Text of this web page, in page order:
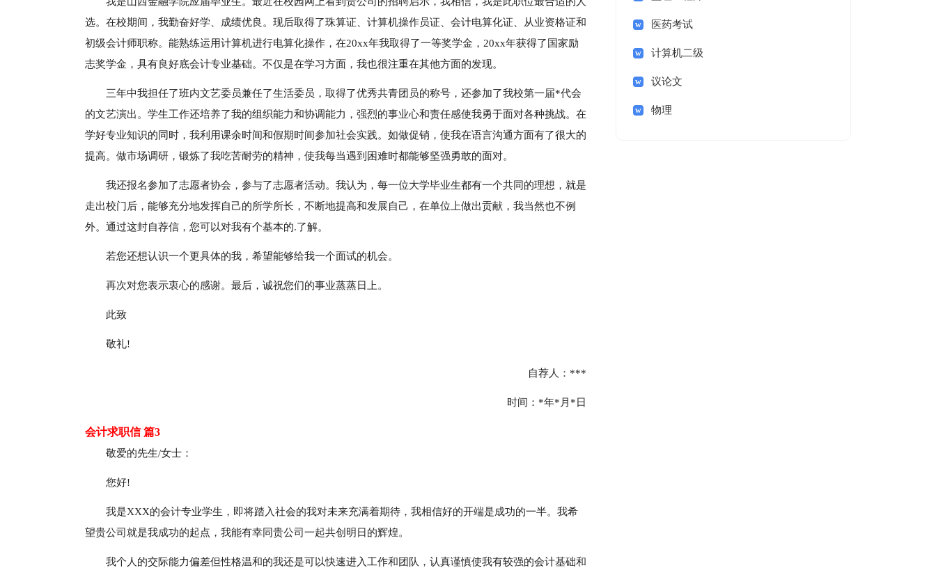
选。在校期间，我勤奋好学、成绩优良。现后取得了珠算证、计算机操作员证、会计电算化证、从业资格证和
初级会计师职称。能熟练运用计算机进行电算化操作，在20xx年我取得了一等奖学金，20xx年获得了国家励
志奖学金，具有良好底会计专业基础。不仅是在学习方面，我也很注重在其他方面的发现。
三年中我担任了班内文艺委员兼任了生活委员，取得了优秀共青团员的称号，还参加了我校第一届*代会
的文艺演出。学生工作还培养了我的组织能力和协调能力，强烈的事业心和责任感使我勇于面对各种挑战。在
学好专业知识的同时，我利用课余时间和假期时间参加社会实践。如做促销，使我在语言沟通方面有了很大的
提高。做市场调研，锻炼了我吃苦耐劳的精神，使我每当遇到困难时都能够坚强勇敢的面对。
我还报名参加了志愿者协会，参与了志愿者活动。我认为，每一位大学毕业生都有一个共同的理想，就是
走出校门后，能够充分地发挥自己的所学所长，不断地提高和发展自己，在单位上做出贡献，我当然也不例
外。通过这封自荐信，您可以对我有个基本的.了解。
若您还想认识一个更具体的我，希望能够给我一个面试的机会。
再次对您表示衷心的感谢。最后，诚祝您们的事业蒸蒸日上。
此致
敬礼!
自荐人：***
时间：*年*月*日
会计求职信 篇3
敬爱的先生/女士：
您好!
我是XXX的会计专业学生，即将踏入社会的我对未来充满着期待，我相信好的开端是成功的一半。我希
望贵公司就是我成功的起点，我能有幸同贵公司一起共创明日的辉煌。
我个人的交际能力偏差但性格温和的我还是可以快速进入工作和团队，认真谨慎使我有较强的会计基础和
医药考试
计算机二级
议论文
物理